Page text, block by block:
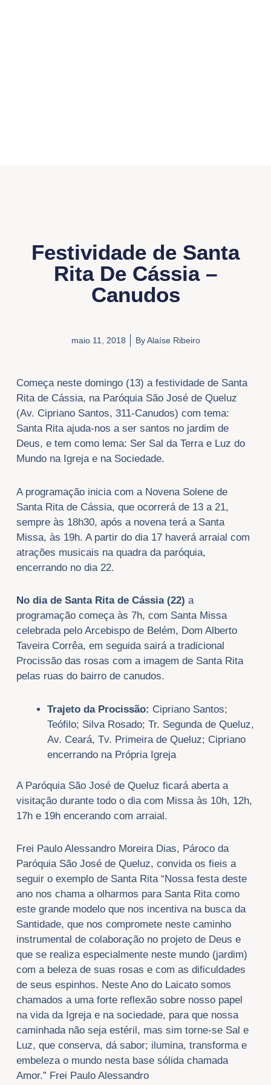
Festividade de Santa
Rita De Cássia –
Canudos
maio 11, 2018 ByAlaíse Ribeiro
Começa neste domingo (13) a festividade de Santa
Rita de Cássia, na Paróquia São José de Queluz
(Av. Cipriano Santos, 311-Canudos) com tema:
Santa Rita ajuda-nos a ser santos no jardim de
Deus, e tem como lema: Ser Sal da Terra e Luz do
Mundo na Igreja e na Sociedade.
A programação inicia com a Novena Solene de
Santa Rita de Cássia, que ocorrerá de 13 a 21,
sempre às 18h30, após a novena terá a Santa
Missa, às 19h. A partir do dia 17 haverá arraial com
atrações musicais na quadra da paróquia,
encerrando no dia 22.
No dia de Santa Rita de Cássia (22) a
programação começa às 7h, com Santa Missa
celebrada pelo Arcebispo de Belém, Dom Alberto
Taveira Corrêa, em seguida sairá a tradicional
Procissão das rosas com a imagem de Santa Rita
pelas ruas do bairro de canudos.
Trajeto da Procissão: Cipriano Santos;
Teófilo; Silva Rosado; Tr. Segunda de Queluz,
Av. Ceará, Tv. Primeira de Queluz; Cipriano
encerrando na Própria Igreja
A Paróquia São José de Queluz ficará aberta a
visitação durante todo o dia com Missa às 10h, 12h,
17h e 19h encerando com arraial.
Frei Paulo Alessandro Moreira Dias, Pároco da
Paróquia São José de Queluz, convida os fieis a
seguir o exemplo de Santa Rita “Nossa festa deste
ano nos chama a olharmos para Santa Rita como
este grande modelo que nos incentiva na busca da
Santidade, que nos compromete neste caminho
instrumental de colaboração no projeto de Deus e
que se realiza especialmente neste mundo (jardim)
com a beleza de suas rosas e com as dificuldades
de seus espinhos. Neste Ano do Laicato somos
chamados a uma forte reflexão sobre nosso papel
na vida da Igreja e na sociedade, para que nossa
caminhada não seja estéril, mas sim torne-se Sal e
Luz, que conserva, dá sabor; ilumina, transforma e
embeleza o mundo nesta base sólida chamada
Amor.” Frei Paulo Alessandro